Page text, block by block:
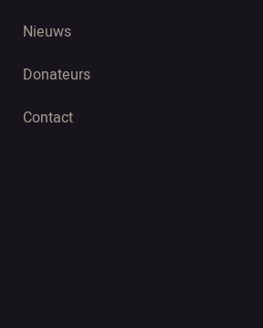
Nieuws
Donateurs
Contact